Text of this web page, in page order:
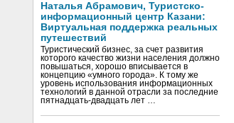
Наталья Абрамович, Туристско-
информационный центр Казани:
Виртуальная поддержка реальных
путешествий
Туристический бизнес, за счет развития
которого качество жизни населения должно
повышаться, хорошо вписывается в
концепцию «умного города». К тому же
уровень использования информационных
технологий в данной отрасли за последние
пятнадцать-двадцать лет …